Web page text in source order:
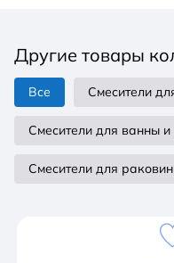
x G 3/4.
Другие товары
Все Смесители
Смесители для ванны
Смесители для